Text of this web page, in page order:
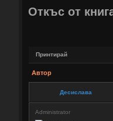
Откъс от
Принтирай
Автор
Десислава
Administrator